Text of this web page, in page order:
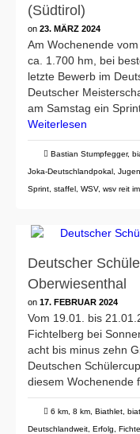
(Südtirol)
on 23. MÄRZ 2024
Am Wochenende
ca. 1.700 hm, bei
letzte Bewerb im
Deutscher
am Samstag ein
Weiterlesen
Bastian Stumpfegger,
Joka-Deutschlandpokal
Sprint staffel WSV, wsv reit
Deutscher
Oberwiesenthal
on 17. FEBRUAR 2024
Vom 19.01. bis
Fichtelberg bei
acht bis minus zehn
Deutschen
diesem Wochenende
6 km 8 km Biathlet
Deutschlandweit Erfolg